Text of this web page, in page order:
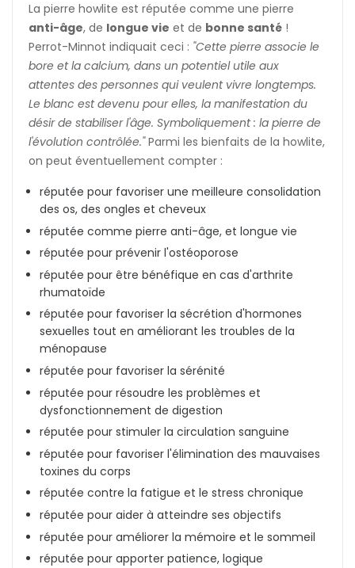
La pierre howlite est réputée comme une pierre
anti-âge, de longue vie et de bonne santé !
Perrot-Minnot indiquait ceci : "Cette pierre associe le
bore et la calcium, dans un potentiel utile aux
attentes des personnes qui veulent vivre longtemps.
Le blanc est devenu pour elles, la manifestation du
désir de stabiliser l'âge. Symboliquement : la pierre de
l'évolution contrôlée."Parmi les bienfaits de la howlite,
on peut éventuellement compter :
réputée pour favoriser une meilleure consolidation
des os, des ongles et cheveux
réputée comme pierre anti-âge, et longue vie
réputée pour prévenir l'ostéoporose
réputée pour être bénéfique en cas d'arthrite
rhumatoïde
réputée pour favoriser la sécrétion d'hormones
sexuelles tout en améliorant les troubles de la
ménopause
réputée pour favoriser la sérénité
réputée pour résoudre les problèmes et
dysfonctionnement de digestion
réputée pour stimuler la circulation sanguine
réputée pour favoriser l'élimination des mauvaises
toxines du corps
réputée contre la fatigue et le stress chronique
réputée pour aider à atteindre ses objectifs
réputée pour améliorer la mémoire et le sommeil
réputée pour apporter patience, logique